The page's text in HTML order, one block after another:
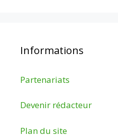
Informations
Partenariats
Devenir rédacteur
Plan du site